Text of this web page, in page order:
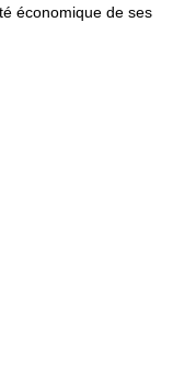
économique de ses